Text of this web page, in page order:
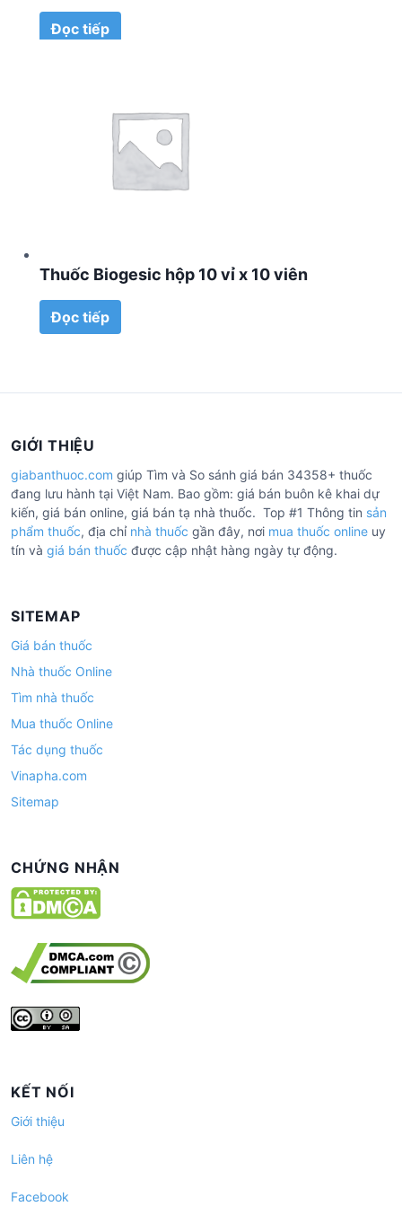
Đọc tiếp
Thuốc Biogesic hộp 10 vỉ x 10 viên
Đọc tiếp
GIỚI THIỆU
giabanthuoc.com giúp Tìm và So sánh giá bán 34358+ thuốc
đang lưu hành tại Việt Nam. Bao gồm: giá bán buôn kê khai dự
kiến, giá bán online, giá bán tạ nhà thuốc. Top #1 Thông tin sản
phẩm thuốc, địa chỉ nhà thuốc gần đây, nơi mua thuốc online uy
tín và giá bán thuốc được cập nhật hàng ngày tự động.
SITEMAP
Giá bán thuốc
Nhà thuốc Online
Tìm nhà thuốc
Mua thuốc Online
Tác dụng thuốc
Vinapha.com
Sitemap
CHỨNG NHẬN
KẾT NỐI
Giới thiệu
Liên hệ
Facebook